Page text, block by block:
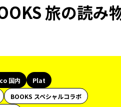
旅の読み
国内
Plat
BOOKS スペシャルコラボ